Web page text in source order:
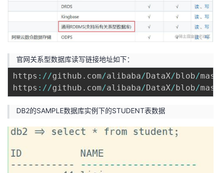
官网关系型数据库读写链接地址如下：
https : //github . com/alibaba/DataX/blob/
https : //github . com/alibaba/DataX/blob/
DB2的SAMPLE数据库实例下的STUDENT表数据